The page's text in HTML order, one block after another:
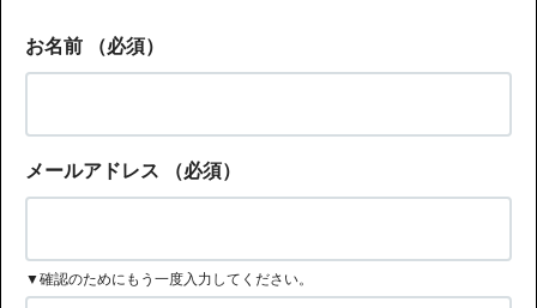
お名前 （必須）
メールアドレス （必須）
▼確認のためにもう一度入力してください。